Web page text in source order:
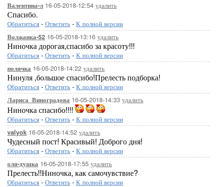
Валентина-л 16-05-2018-12:54 удалить
Спасибо.
Обратиться - Ответить - К полной версии
Волжанка-52 16-05-2018-13:16 удалить
Ниночка дорогая,спасибо за красоту!!!
Обратиться - Ответить - К полной версии
полячка 16-05-2018-14:22 удалить
Нинуля ,большое спасибо!Прелесть подборка!
Обратиться - Ответить - К полной версии
Лариса_Виноградова 16-05-2018-14:33 удалить
Ниночка спасибо!!!!
Обратиться - Ответить - К полной версии
valyok 16-05-2018-14:52 удалить
Чудесный пост! Красивый! Доброго дня!
Обратиться - Ответить - К полной версии
оля-душка 16-05-2018-17:55 удалить
Прелесть!!Ниночка, как самочувствие?
Обратиться - Ответить - К полной версии